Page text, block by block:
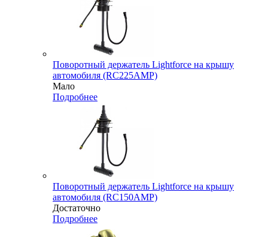
Поворотный держатель Lightforce на крышу
автомобиля (RC225AMP)
Мало
Подробнее
Поворотный держатель Lightforce на крышу
автомобиля (RC150AMP)
Достаточно
Подробнее